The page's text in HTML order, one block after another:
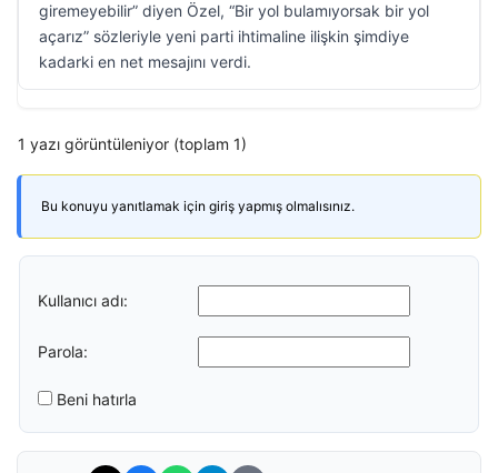
giremeyebilir” diyen Özel, “Bir yol bulamıyorsak bir yol
açarız” sözleriyle yeni parti ihtimaline ilişkin şimdiye
kadarki en net mesajını verdi.
1 yazı görüntüleniyor (toplam 1)
Bu konuyu yanıtlamak için giriş yapmış olmalısınız.
Kullanıcı adı:
Parola:
Beni hatırla